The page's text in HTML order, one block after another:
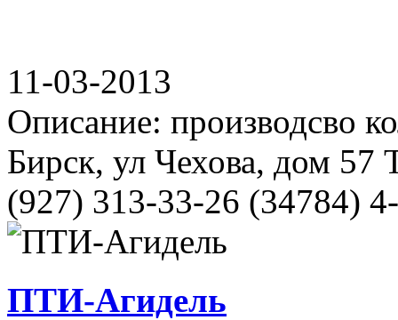
11-03-2013
Описание: производсво
Бирск, ул Чехова, дом
(927) 313-33-26 (34784)
ПТИ-Агидель